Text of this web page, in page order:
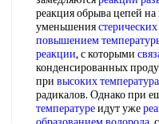
реакция обрыва цепей
уменьшения
повышением
реакции, с которыми
конденсированных
при высоких
радикалов. Однако при
температуреидут уже